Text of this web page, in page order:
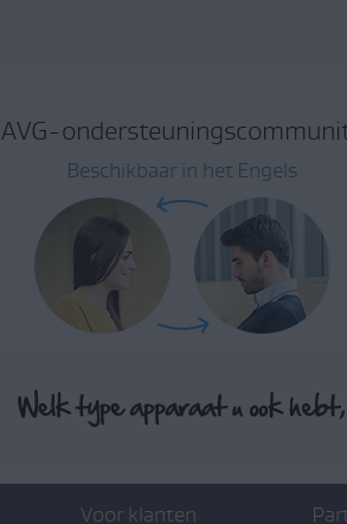
AVG-
Beschikbaar in het Engels
Voor klanten